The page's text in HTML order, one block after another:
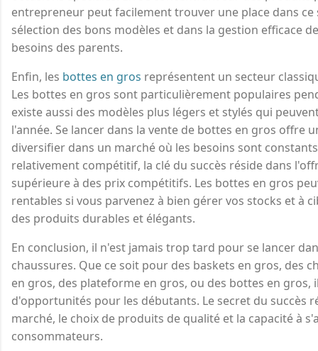
entrepreneur peut facilement trouver une place dans ce
sélection des bons modèles et dans la gestion efficace
besoins des parents.
Enfin, les bottes en gros représentent un secteur
Les bottes en gros sont particulièrement populaires
existe aussi des modèles plus légers et stylés qui
l'année. Se lancer dans la vente de bottes en gros offre
diversifier dans un marché où les besoins sont
relativement compétitif, la clé du succès réside dans
supérieure à des prix compétitifs. Les bottes en gros
rentables si vous parvenez à bien gérer vos stocks et à
des produits durables et élégants.
En conclusion, il n'est jamais trop tard pour se lancer
chaussures. Que ce soit pour des baskets en gros, des
en gros, des plateforme en gros, ou des bottes en gros,
d'opportunités pour les débutants. Le secret du succès
marché, le choix de produits de qualité et la capacité à
consommateurs.